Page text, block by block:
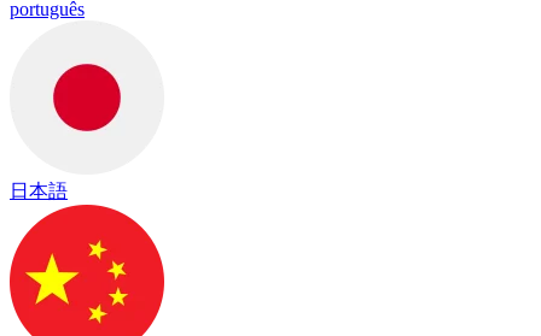
português
日本語